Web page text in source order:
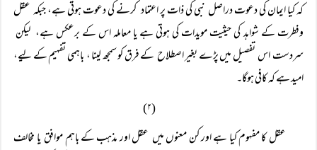
کہ کیا ایمان کی دعوت دراصل نبی کی ذات پر اعتماد کرنے کی دعوت ہوتی ہے، جبکہ عقل
وفطرت کے شواہد کی حیثیت مویدات کی ہوتی ہے یا معاملہ اس کے برعکس ہے، لیکن
سردست اس تفصیل میں پڑے بغیر اصطلاح کے فرق کو سمجھ لینا ، باہمی تفہیم کے لیے،
امید ہے کہ کافی ہوگا۔
(۲)
عقل کا مفہوم کیا ہے اور کن معنوں میں عقل اور مذہب کے باہم موافق یا مخالف